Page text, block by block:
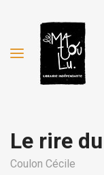
Le rire
Coulon Cécile